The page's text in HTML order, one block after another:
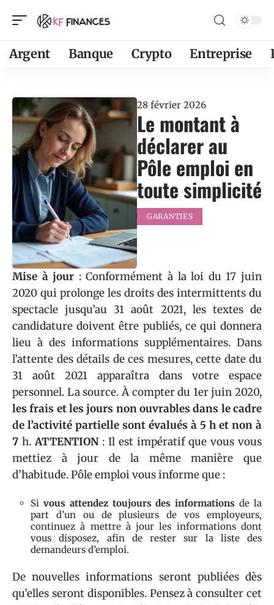
Argent Banque Crypto Entreprise
28 février 2026
Le montant à
déclarer au
Pôle emploi en
toute simplicité
GARANTIES
Mise à jour : Conformément à la loi du 17 juin
2020 qui prolonge les droits des intermittents du
spectacle jusqu’au 31 août 2021, les textes de
candidature doivent être publiés, ce qui donnera
lieu à des informations supplémentaires. Dans
l’attente des détails de ces mesures, cette date du
31 août 2021 apparaîtra dans votre espace
personnel. La source. À compter du 1er juin 2020,
les frais et les jours non ouvrables dans le cadre
de l’activité partielle sont évalués à 5 h et non à
7 h.ATTENTION: Il est impératif que vous vous
mettiez à jour de la même manière que
d’habitude. Pôle emploi vous informe que :
Si vous attendez toujours des informations de la
part d’un ou de plusieurs de vos employeurs,
continuez à mettre à jour les informations dont
vous disposez, afin de rester sur la liste des
demandeurs d’emploi.
De nouvelles informations seront publiées dès
qu’elles seront disponibles. Pensez à consulter cet